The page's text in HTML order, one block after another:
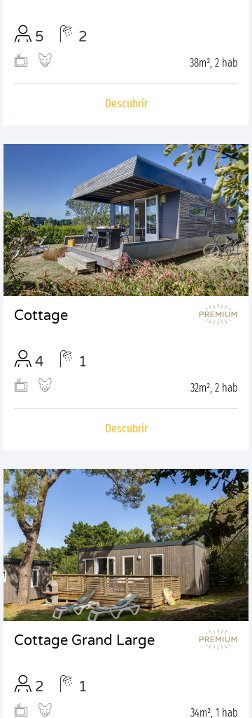
5 2
38m², 2 hab
Descubrir
Cottage
4 1
32m², 2 hab
Descubrir
Cottage Grand Large
2 1
34m², 1 hab